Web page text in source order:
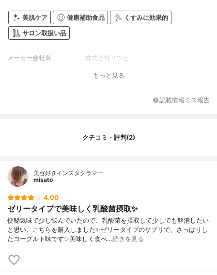
美肌ケア 健康補助食品 くすみに効果的
サロン取扱い品
メーカー会社名 株式会社リツビ
もっと見る
記載情報ミス報告
クチコミ・評判(2)
美容好きインスタグラマー
misato
4.00
ゼリータイプで美味しく乳酸菌摂取✨
便秘気味で少し悩んでいたので、乳酸菌を摂取して少しでも解消したい
と思い、こちらを購入しました✨ゼリータイプのサプリで、さっぱりし
たヨーグルト味です✨美味しく食べ…続きを見る